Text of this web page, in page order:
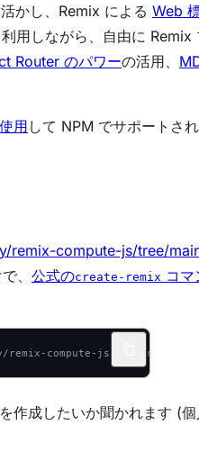
かし、Remix による Web
しながら、自由に Remix
Router のパワーの活用、
用 して NPM でサポートさ
remix-compute-js/tree/
、 公式のcreate-remix コ
compute-js/tree/main/
成したいか聞かれます (